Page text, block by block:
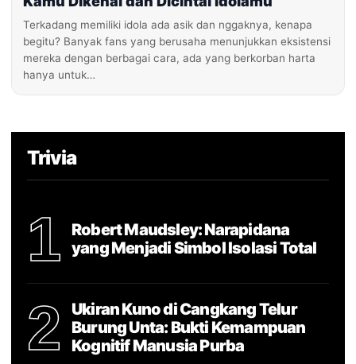
Terkadang memiliki idola ada asik dan nggaknya, kenapa
begitu? Banyak fans yang berusaha menunjukkan eksistensi
mereka dengan berbagai cara, ada yang berkorban harta
hanya untuk…
Trivia
1
Robert Maudsley: Narapidana
yang Menjadi Simbol Isolasi Total
2
Ukiran Kuno di Cangkang Telur
Burung Unta: Bukti Kemampuan
Kognitif Manusia Purba